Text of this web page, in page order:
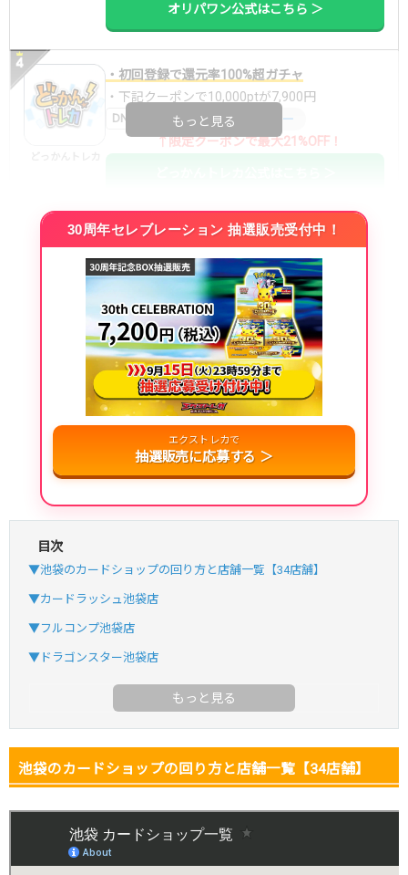
オリパワン公式はこちら ＞
・初回登録で還元率100%超ガチャ
・下記クーポンで10,000ptが7,900円
DNGBIF4X コードコピー
↑限定クーポンで最大21%OFF！
おりパンダ
・初回購入は最大90%OFF
・新規登録で6種類アド確解禁
SVGC7P コードコピー
↑招待コードで最大2,000ptゲット
おりパンダ公式はこちら ＞
・新規登録で6種類アド確解禁
・1,000円で1,500coin買える
小口で当たりやすい穴場オリパ
オリパスタジアム公式はこちら ＞
オリくじ
・新規限定！8種類の激熱オリパ
TORAオリパ
・リリース1周年イベント開催中！
・新規登録で最大90%OFF
初回登録で4種類アド確解放
TORAオリパ公式はこちら ＞
もっと見る
30周年セレブレーション 抽選販売受付中！
エクストレカで
抽選販売に応募する ＞
目次
▼池袋のカードショップの回り方と店舗一覧【34店舗】
▼カードラッシュ池袋店
▼フルコンプ池袋店
▼ドラゴンスター池袋店
池袋のカードショップの回り方と店舗一覧【34店舗】